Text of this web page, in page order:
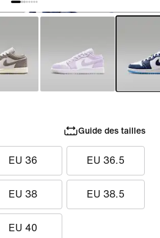
Guide des tailles
EU 36 EU 36.5
EU 38 EU 38.5
EU 40